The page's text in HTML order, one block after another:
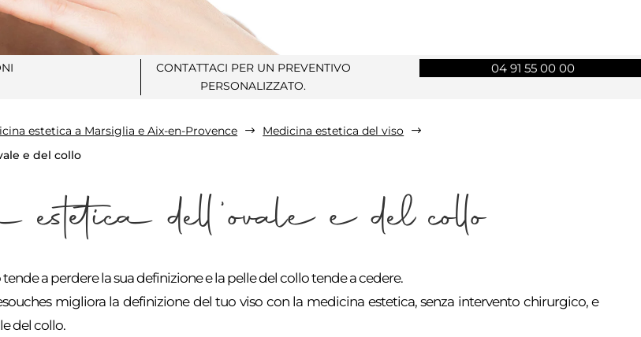
CONTATTACI PER UN PREVENTIVO
PERSONALIZZATO.
04 91 55 00 00
estetica a Marsiglia e Aix-en-Provence $ Medicina estetica del viso $
e del collo
estetica dell'ovale e del collo
tende a perdere la sua definizione e la pelle del collo tende a cedere.
migliora la definizione del tuo viso con la medicina estetica, senza intervento chirurgico, e
del collo.